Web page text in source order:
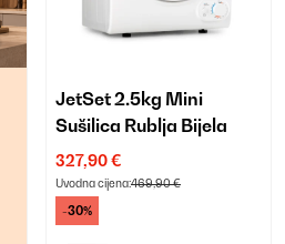
JetSet 2.5kg Mini
Sušilica Rublja Bijela
327,90 €
Uvodna cijena:469,90 €
-30%